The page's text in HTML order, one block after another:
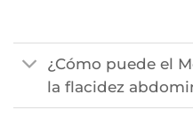
¿Cómo puede el
la flacidez